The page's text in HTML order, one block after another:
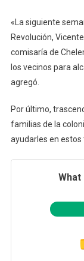
«La siguiente
Revolución,
comisaría de
los vecinos para
agregó.
Por último,
familias de la
ayudarles en estos